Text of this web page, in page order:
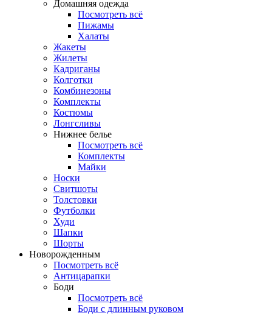
Домашняя одежда
Посмотреть всё
Пижамы
Халаты
Жакеты
Жилеты
Кадриганы
Колготки
Комбинезоны
Комплекты
Костюмы
Лонгсливы
Нижнее белье
Посмотреть всё
Комплекты
Майки
Носки
Свитшоты
Толстовки
Футболки
Худи
Шапки
Шорты
Новорожденным
Посмотреть всё
Антицарапки
Боди
Посмотреть всё
Боди с длинным руковом